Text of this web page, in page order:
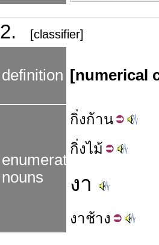
2. [classifier]
definition [numerical
enumerated
nouns
กิ่งก้าน
กิ่งไม้
งา
งาช้าง